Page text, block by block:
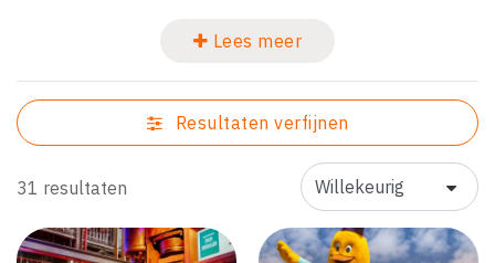
Lees meer
Resultaten verfijnen
31 resultaten